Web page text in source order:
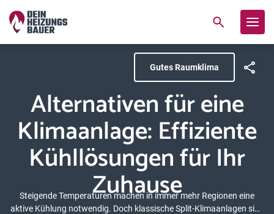
Gutes Raumklima
Alternativen für eine
Klimaanlage: Effiziente
Kühllösungen für Ihr
Zuhause
Steigende Temperaturen machen in immer mehr Regionen eine
aktive Kühlung notwendig. Doch klassische Split-Klimaanlagen sind